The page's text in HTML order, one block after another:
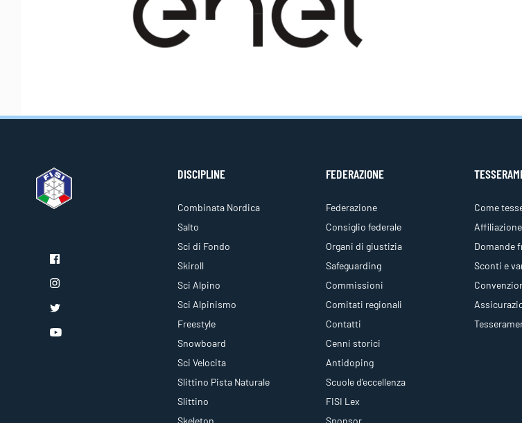
DISCIPLINE
Combinata Nordica
Salto
Sci di Fondo
Skiroll
Sci Alpino
Sci Alpinismo
Freestyle
Snowboard
Sci Velocita
Slittino Pista Naturale
Slittino
FEDERAZIONE
Federazione
Consiglio federale
Organi di giustizia
Safeguarding
Commissioni
Comitati regionali
Contatti
Cenni storici
Antidoping
Scuole d'eccellenza
FISI Lex
Come
Domande
Sconti e